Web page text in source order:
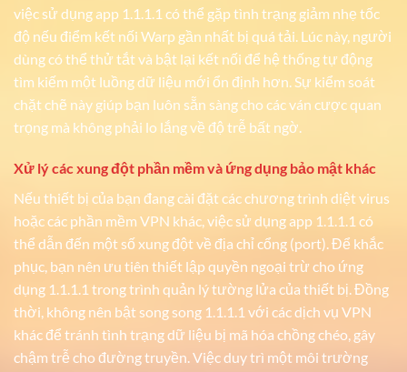
việc sử dụng app 1.1.1.1 có thể gặp tình trạng giảm nhẹ tốc
độ nếu điểm kết nối Warp gần nhất bị quá tải. Lúc này, người
dùng có thể thử tắt và bật lại kết nối để hệ thống tự động
tìm kiếm một luồng dữ liệu mới ổn định hơn. Sự kiểm soát
chặt chẽ này giúp bạn luôn sẵn sàng cho các ván cược quan
trọng mà không phải lo lắng về độ trễ bất ngờ.
Xử lý các xung đột phần mềm và ứng dụng bảo mật khác
Nếu thiết bị của bạn đang cài đặt các chương trình diệt virus
hoặc các phần mềm VPN khác, việc sử dụng app 1.1.1.1 có
thể dẫn đến một số xung đột về địa chỉ cổng (port). Để khắc
phục, bạn nên ưu tiên thiết lập quyền ngoại trừ cho ứng
dụng 1.1.1.1 trong trình quản lý tường lửa của thiết bị. Đồng
thời, không nên bật song song 1.1.1.1 với các dịch vụ VPN
khác để tránh tình trạng dữ liệu bị mã hóa chồng chéo, gây
chậm trễ cho đường truyền. Việc duy trì một môi trường